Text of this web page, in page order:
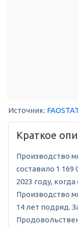
Источник:
Краткое
Производство
составило 1 169
2023 году,
Производство
14 лет подряд.